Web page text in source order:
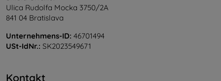
Ulica Rudolfa Mocka 3750/2A
841 04 Bratislava
Unternehmens-ID: 46701494
USt-IdNr.: SK2023549671
Kontakt